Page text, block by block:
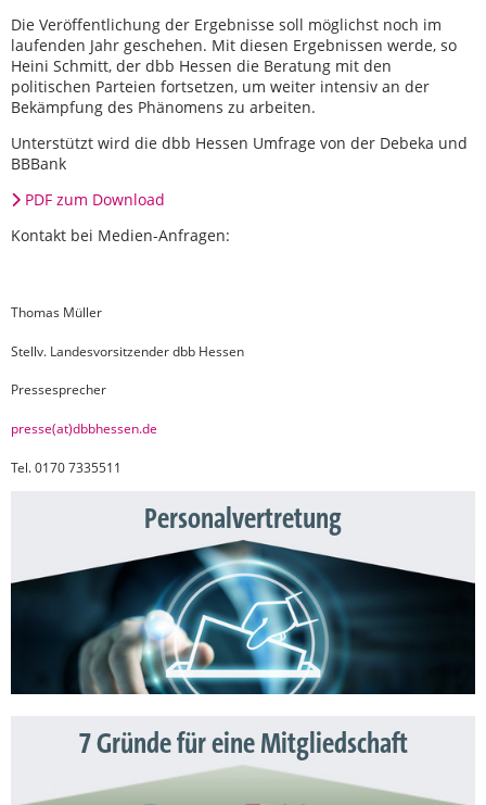
Die Veröffentlichung der Ergebnisse soll möglichst noch im
laufenden Jahr geschehen. Mit diesen Ergebnissen werde, so
Heini Schmitt, der dbb Hessen die Beratung mit den
politischen Parteien fortsetzen, um weiter intensiv an der
Bekämpfung des Phänomens zu arbeiten.
Unterstützt wird die dbb Hessen Umfrage von der Debeka und
BBBank
PDF zum Download
Kontakt bei Medien-Anfragen:
Thomas Müller
Stellv. Landesvorsitzender dbb Hessen
Pressesprecher
presse(at)dbbhessen.de
Tel. 0170 7335511
Personalvertretung
7 Gründe für eine Mitgliedschaft